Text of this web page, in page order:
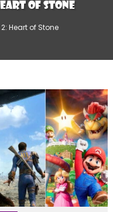
of Stone
Heart of Stone